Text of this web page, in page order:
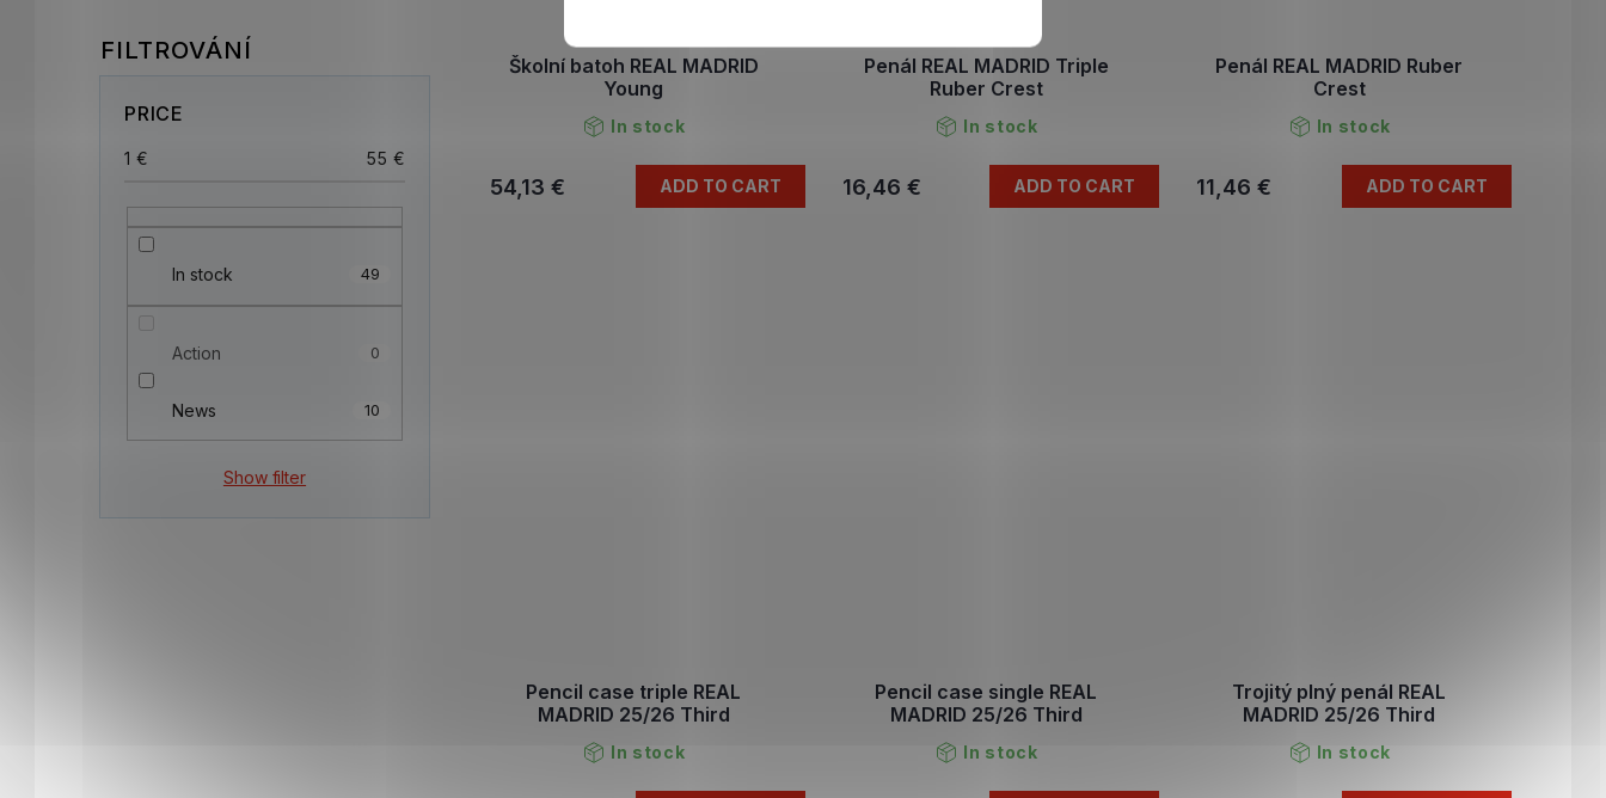
PRICE
1 € 55 €
In stock 49
Action 0
News 10
Show filter
Školní batoh REAL MADRID
Young
In stock
54,13 € ADD TO CART
Penál REAL MADRID Triple
Ruber Crest
In stock
16,46 € ADD TO CART
Penál REAL MADRID Ruber
Crest
In stock
11,46 € ADD TO CART
Pencil case triple REAL
MADRID 25/26 Third
In stock
Pencil case single REAL
MADRID 25/26 Third
In stock
Trojitý plný penál REAL
MADRID 25/26 Third
In stock